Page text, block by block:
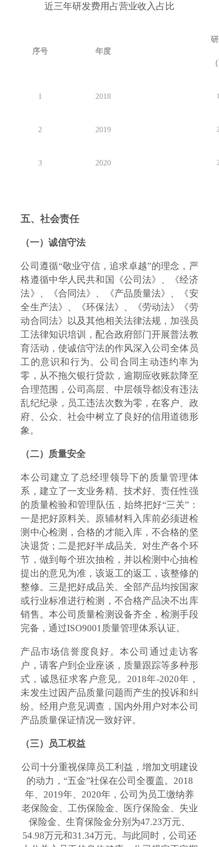
近三年研发费用占营业收入占比
序号 年度
1 2018
2 2019
3 2020
五、社会责任
（一）诚信守法
公司遵循“敬业守信，追求卓越”的理念，严
格遵循中华人民共和国 《公司法》、《经济
法》、《合同法》、《产品质量法》、《安
全生产法》、《环保法》、《劳动法》《劳
动合同法》以及其他相关法律法规，加强员
工法律知识培训，配合政府部门开展普法教
育活动，使诚信守法的作风深入公司全体员
工的意识和行为。公司合同主动违约率为
零，从不拖欠银行贷款，逾期应收账款降至
合理范围，公司高层、中层领导都没有违法
乱纪纪录，员工违法次数为零，在客户、 政
府、 公众、社会中树立了良好的信用道德形
象。
（二）质量安全
本公司建立了总经理领导下的质量管理体
系，建立了一支业务精、技术好、责任性强
的质量检验和管理队伍，始终把好“三关”：
一是把好原料关。原辅材料入库前必须进检
测中心检测，合格的才能入库，不合格的坚
决退货；二是把好半成品关。对生产各个环
节，做到每个班次抽检，并以检测中心抽检
提出的意见为准，该返工的返工，该整修的
整修。三是把好成品关。全部产品均按国家
或行业标准进行检测，不合格产品决不出库
销售。本公司质量检测设备齐全，检测手段
完备，通过ISO9001 质量管理体系认证。
产品市场信誉度良好。本公司通过走访客
户，请客户到企业座谈，质量跟踪等多种形
式，诚恳征求客户意见。 2018年-2020年，
未发生过因产品质量问题而产生的投诉和纠
纷。经用户意见调查，国内外用户对本公司
产品质量保证情况一致好评。
（三）员工权益
公司十分重视保障员工利益，增加文明建设
的动力， “五金”社保在公司全覆盖。2018
年、 2019年、 2020年，公司为员工缴纳养
老保险金、工伤保险金、医疗保险金、失业
保险金、生育保险金分别为47.23万元、
54.98万元和31.34万元。与此同时，公司还